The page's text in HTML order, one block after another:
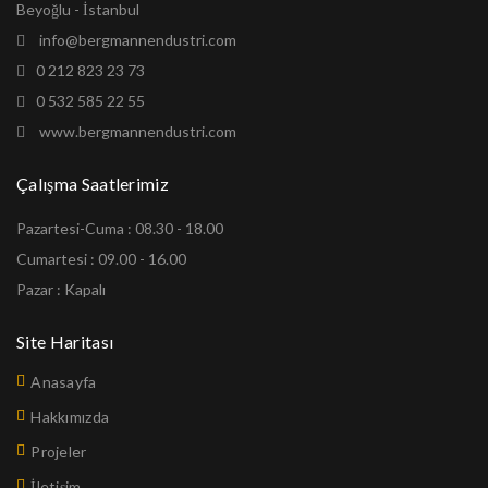
Beyoğlu - İstanbul
info@bergmannendustri.com
0 212 823 23 73
0 532 585 22 55
www.bergmannendustri.com
Çalışma Saatlerimiz
Pazartesi-Cuma : 08.30 - 18.00
Cumartesi : 09.00 - 16.00
Pazar : Kapalı
Site Haritası
Anasayfa
Hakkımızda
Projeler